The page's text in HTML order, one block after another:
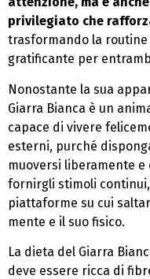
privilegiato che
trasformando la routine
gratificante per
Nonostante la sua
Giarra Bianca è un
capace di vivere
esterni, purché
muoversi liberamente
fornirgli stimoli
piattaforme su cui
mente e il suo fisico.
La dieta del Giarra
deve essere ricca di